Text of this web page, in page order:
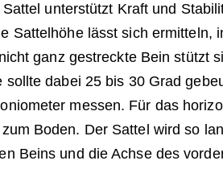
unterstützt Kraft und
Sattelhöhe lässt sich ermitteln,
ganz gestreckte Bein stützt
dabei 25 bis 30 Grad
messen. Für das
Boden. Der Sattel wird so
Beins und die Achse des